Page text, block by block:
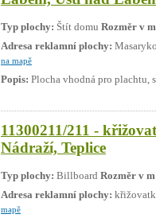
Typ plochy: Štít domu Rozměr v
Adresa reklamní plochy:
na mapě
Popis: Plocha vhodná pro plachtu,
11300211/211 -
Nádraží, Teplice
Typ plochy: Billboard Rozměr v
Adresa reklamní plochy:
mapě